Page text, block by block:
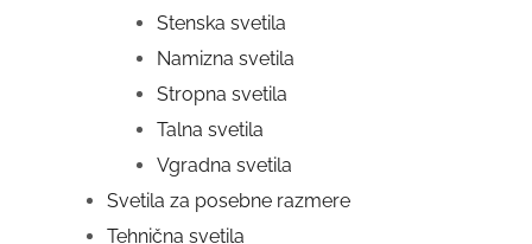
Stenska svetila
Namizna svetila
Stropna svetila
Talna svetila
Vgradna svetila
Svetila za posebne razmere
Tehnična svetila